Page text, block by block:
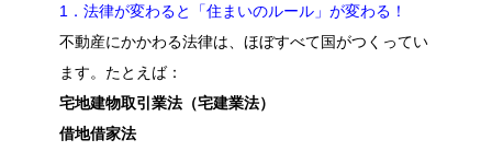
1．法律が変わると「住まいのルール」が変わる！
不動産にかかわる法律は、ほぼすべて国がつくってい
ます。たとえば：
宅地建物取引業法（宅建業法）
借地借家法